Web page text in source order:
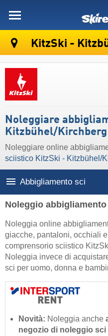
KitzSki -
Noleggiare
Kitzbühel/​Kirchberg
Noleggiare online
sciistico KitzSki - Kitzbühel/​
Abbigliamento sci
Noleggio
Noleggia online
giacche, pantaloni, occhiali
comprensorio sciistico
Noleggia invece di
sci per uomo, donna e
Novità: Noleggia anche
negozio di noleggio sci